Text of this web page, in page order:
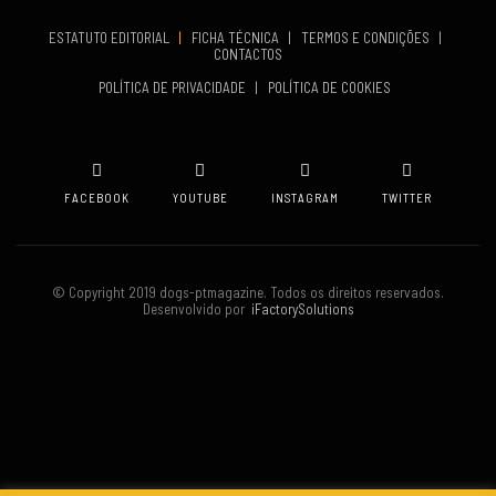
ESTATUTO EDITORIAL | FICHA TÉCNICA | TERMOS E CONDIÇÕES
|
CONTACTOS
POLÍTICA DE PRIVACIDADE
| POLÍTICA DE COOKIES
FACEBOOK YOUTUBE INSTAGRAM TWITTER
© Copyright 2019 dogs-ptmagazine. Todos os direitos reservados.
Desenvolvido poriFactorySolutions